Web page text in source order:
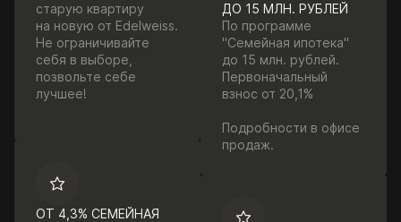
старую квартиру
на новую от Edelweiss.
Не ограничивайте
себя в выборе,
позвольте себе
лучшее!
ОТ 4,3% СЕМЕЙНАЯ
ДО 15 МЛН. РУБЛЕЙ
По программе
"Семейная ипотека"
до 15 млн. рублей.
Первоначальный
взнос от 20,1%
Подробности в офисе
продаж.